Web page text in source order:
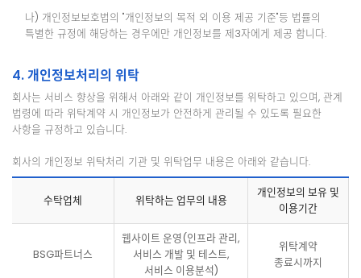
나) 개인정보보호법의 "개인정보의 목적 외 이용 제공 기준"등 법률의
특별한 규정에 해당하는 경우에만 개인정보를 제3자에게 제공 합니다.
4. 개인정보처리의 위탁
회사는 서비스 향상을 위해서 아래와 같이 개인정보를 위탁하고 있으며, 관계
법령에 따라 위탁계약 시 개인정보가 안전하게 관리될 수 있도록 필요한
사항을 규정하고 있습니다.
회사의 개인정보 위탁처리 기관 및 위탁업무 내용은 아래와 같습니다.
수탁업체 위탁하는 업무의 내용
개인정보의 보유 및
이용기간
BSG파트너스
웹사이트 운영(인프라 관리,
서비스 개발 및 테스트,
서비스 이용분석)
위탁계약
종료시까지